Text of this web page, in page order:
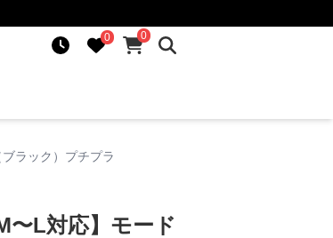
0
0
ラック）プチプラ
〜L対応】モード